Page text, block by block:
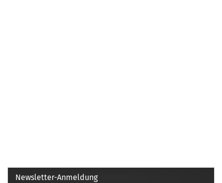
Newsletter-Anmeldung